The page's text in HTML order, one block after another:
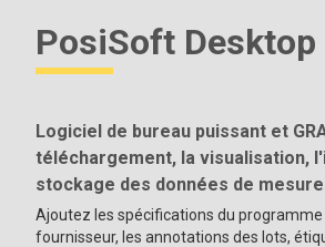
PosiSoft Desktop
Logiciel de bureau puissant et
téléchargement, la visualisation,
stockage des données de
Ajoutez les spécifications du programme
fournisseur, les annotations des lots,